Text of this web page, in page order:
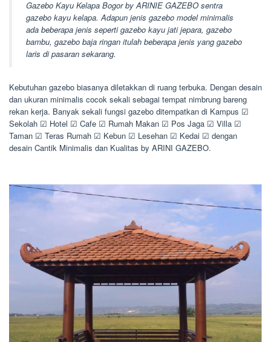
Gazebo Kayu Kelapa Bogor by ARINIE GAZEBO sentra
gazebo kayu kelapa. Adapun jenis gazebo model minimalis
ada beberapa jenis seperti gazebo kayu jati jepara, gazebo
bambu, gazebo baja ringan itulah beberapa jenis yang gazebo
laris di pasaran sekarang.
Kebutuhan gazebo biasanya diletakkan di ruang terbuka. Dengan desain
dan ukuran minimalis cocok sekali sebagai tempat nimbrung bareng
rekan kerja. Banyak sekali fungsi gazebo ditempatkan di Kampus ☑
Sekolah ☑ Hotel ☑ Cafe ☑ Rumah Makan ☑ Pos Jaga ☑ Villa ☑
Taman ☑ Teras Rumah ☑ Kebun ☑ Lesehan ☑ Kedai ☑ dengan
desain Cantik Minimalis dan Kualitas by ARINI GAZEBO.